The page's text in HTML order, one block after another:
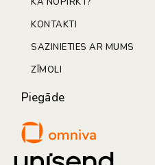
KONTAKTI
SAZINIETIES AR MUMS
ZĪMOLI
Piegāde